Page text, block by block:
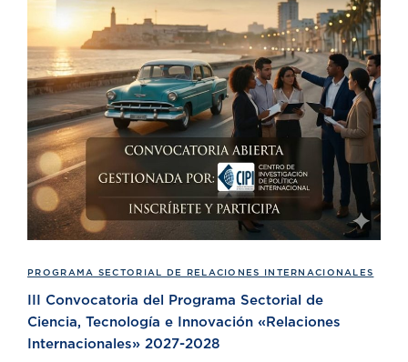
PROGRAMA SECTORIAL DE RELACIONES INTERNACIONALES
III Convocatoria del Programa Sectorial de
Ciencia, Tecnología e Innovación «Relaciones
Internacionales» 2027-2028